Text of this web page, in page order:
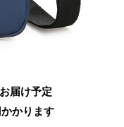
届け予定
かかります